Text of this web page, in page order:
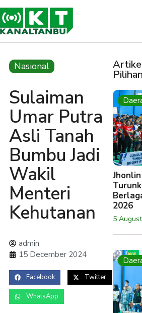
Nasional
Sulaiman
Umar Putra
Asli Tanah
Bumbu Jadi
Wakil
Menteri
Kehutanan
admin
15 December 2024
Facebook Twitter
WhatsApp
Pilihan
2026
5